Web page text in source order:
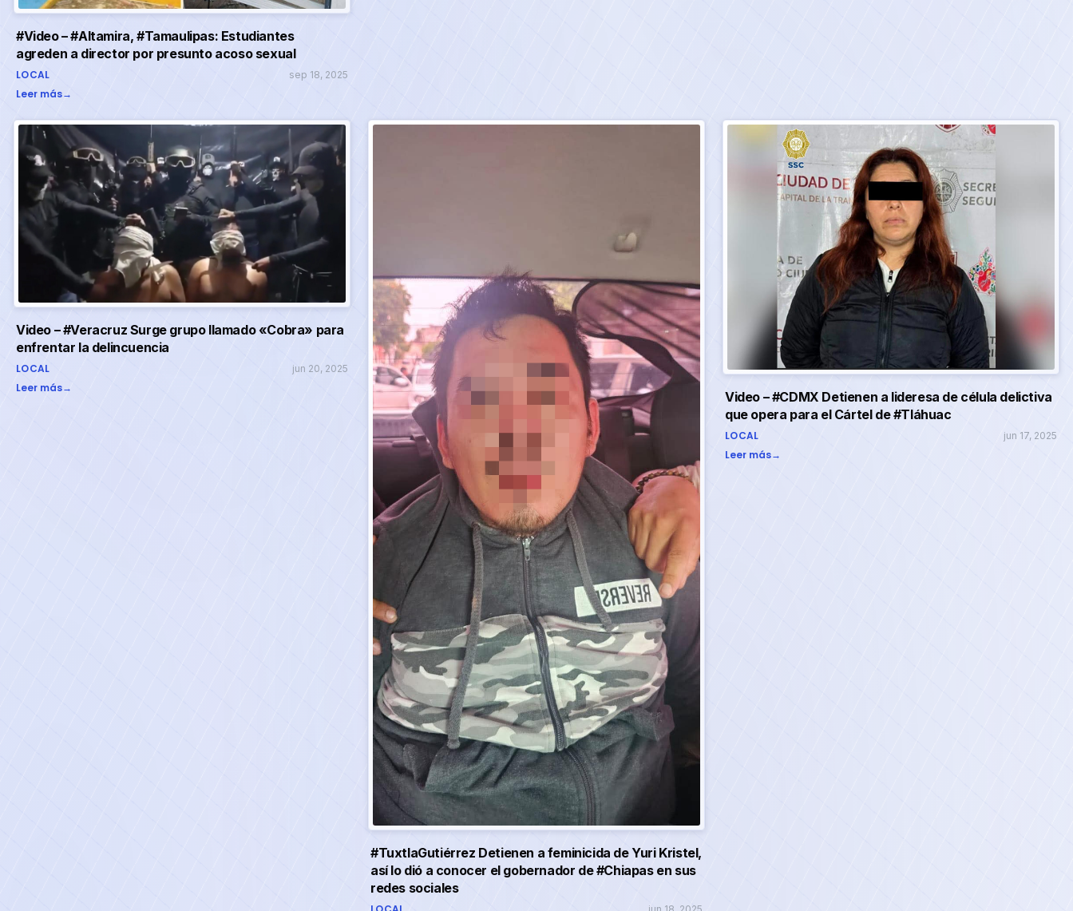
#Video – #Altamira, #Tamaulipas: Estudiantes
agreden a director por presunto acoso sexual
LOCAL sep 18, 2025
Leer más→
Video – #Veracruz Surge grupo llamado «Cobra» para
enfrentar la delincuencia
LOCAL jun 20, 2025
Leer más→
#TuxtlaGutiérrez Detienen a feminicida de Yuri Kristel,
así lo dió a conocer el gobernador de #Chiapas en sus
redes sociales
Video – #CDMX Detienen a lideresa de célula delictiva
que opera para el Cártel de #Tláhuac
LOCAL jun 17, 2025
Leer más→